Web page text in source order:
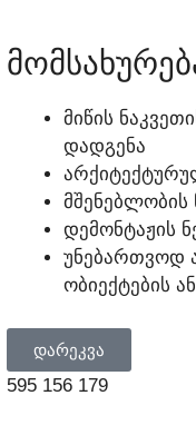
ᲛᲘᲬᲘᲡ
ᲓᲐᲓᲒᲔᲜᲐ
ᲛᲨᲔᲜᲔᲑᲚᲝᲑᲘᲡ
ᲓᲔᲛᲝᲜᲢᲐᲟᲘᲡ
ᲣᲜᲔᲑᲐᲠᲗᲕᲝᲓ
ᲝᲑᲘᲔᲥᲢᲔᲑᲘᲡ
ᲓᲐᲠᲔᲙᲕᲐ
595 156 179